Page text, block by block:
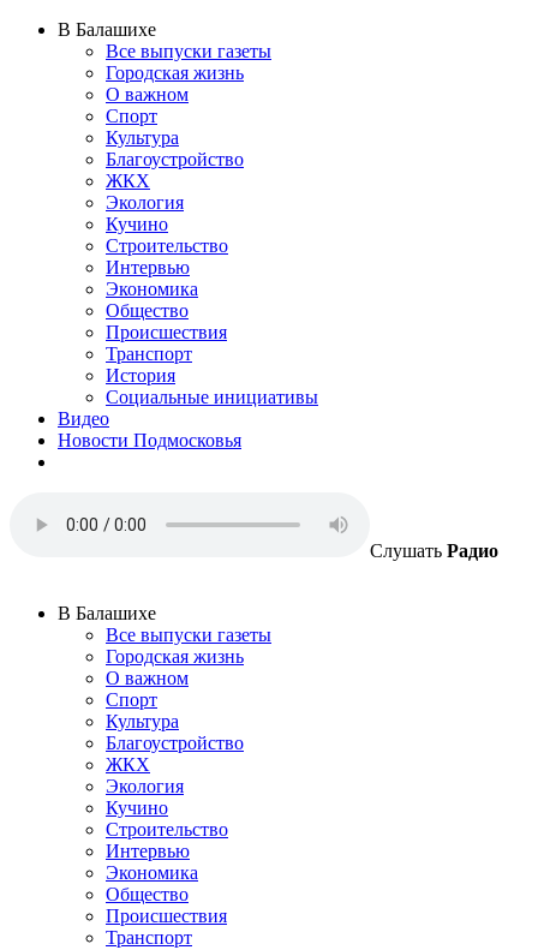
В Балашихе
Все выпуски газеты
Городская жизнь
О важном
Спорт
Культура
Благоустройство
ЖКХ
Экология
Кучино
Строительство
Интервью
Экономика
Общество
Происшествия
Транспорт
История
Социальные инициативы
Видео
Новости Подмосковья
Слушать Радио
В Балашихе
Все выпуски газеты
Городская жизнь
О важном
Спорт
Культура
Благоустройство
ЖКХ
Экология
Кучино
Строительство
Интервью
Экономика
Общество
Происшествия
Транспорт